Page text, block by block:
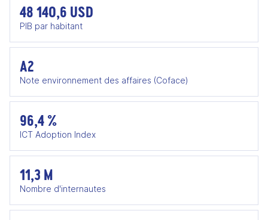
48 140,6 USD
PIB par habitant
A2
Note environnement des affaires (Coface)
96,4 %
ICT Adoption Index
11,3 M
Nombre d'internautes